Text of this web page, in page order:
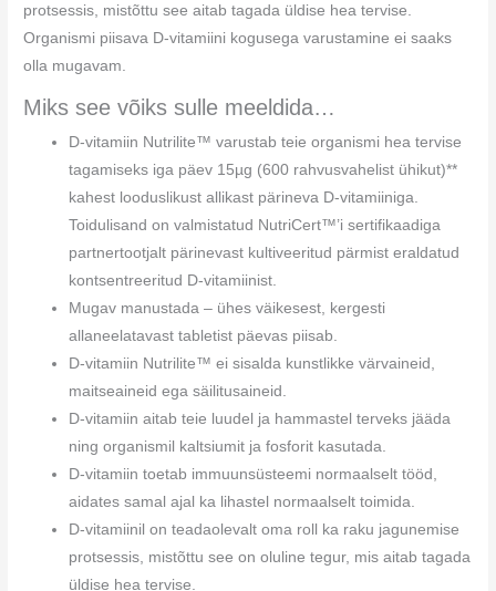
protsessis, mistõttu see aitab tagada üldise hea tervise.
Organismi piisava D-vitamiini kogusega varustamine ei saaks
olla mugavam.
Miks see võiks sulle meeldida…
D-vitamiin Nutrilite™ varustab teie organismi hea tervise
tagamiseks iga päev 15µg (600 rahvusvahelist ühikut)**
kahest looduslikust allikast pärineva D-vitamiiniga.
Toidulisand on valmistatud NutriCert™’i sertifikaadiga
partnertootjalt pärinevast kultiveeritud pärmist eraldatud
kontsentreeritud D-vitamiinist.
Mugav manustada – ühes väikesest, kergesti
allaneelatavast tabletist päevas piisab.
D-vitamiin Nutrilite™ ei sisalda kunstlikke värvaineid,
maitseaineid ega säilitusaineid.
D-vitamiin aitab teie luudel ja hammastel terveks jääda
ning organismil kaltsiumit ja fosforit kasutada.
D-vitamiin toetab immuunsüsteemi normaalselt tööd,
aidates samal ajal ka lihastel normaalselt toimida.
D-vitamiinil on teadaolevalt oma roll ka raku jagunemise
protsessis, mistõttu see on oluline tegur, mis aitab tagada
üldise hea tervise.